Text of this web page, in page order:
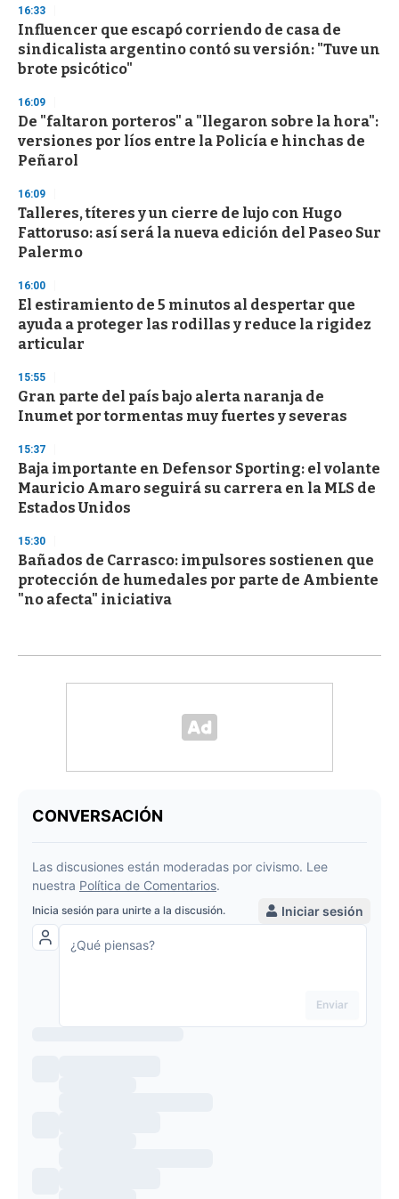
s
e
c
o
n
16:33
Influencer que escapó corriendo de casa de
sindicalista argentino contó su versión: "Tuve un
brote psicótico"
16:09
De "faltaron porteros" a "llegaron sobre la hora":
versiones por líos entre la Policía e hinchas de
Peñarol
16:09
Talleres, títeres y un cierre de lujo con Hugo
Fattoruso: así será la nueva edición del Paseo Sur
Palermo
16:00
El estiramiento de 5 minutos al despertar que
ayuda a proteger las rodillas y reduce la rigidez
articular
15:55
Gran parte del país bajo alerta naranja de
Inumet por tormentas muy fuertes y severas
15:37
Baja importante en Defensor Sporting: el volante
Mauricio Amaro seguirá su carrera en la MLS de
Estados Unidos
15:30
Bañados de Carrasco: impulsores sostienen que
protección de humedales por parte de Ambiente
"no afecta" iniciativa